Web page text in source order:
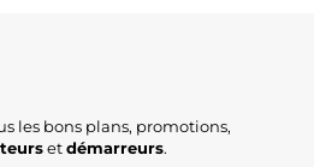
les bons plans, promotions,
etdémarreurs.